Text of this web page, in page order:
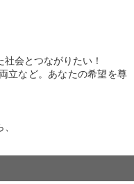
会とつながりたい！
立など。あなたの希望を尊